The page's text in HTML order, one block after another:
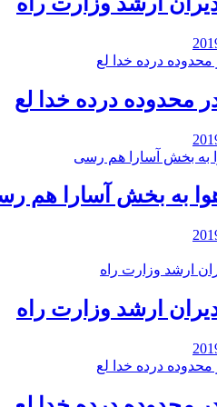
محدوده درده خدا لع
هوا به بخش آسارا هم
ارشد وزارت راه